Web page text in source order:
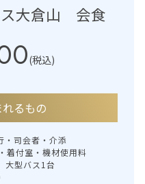
大倉山 会食
(税込)
るもの
・司会者・介添
着付室・機材使用料
大型バス1台